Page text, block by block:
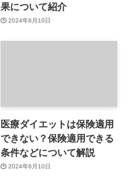
果について紹介
2024年6月10日
医療ダイエットは保険適用
できない？保険適用できる
条件などについて解説
2024年6月10日